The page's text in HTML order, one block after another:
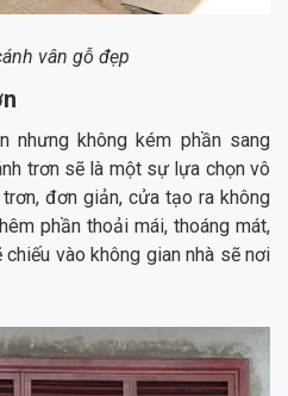
vân gỗ đẹp
nhưng không kém phần sang
trơn sẽ là một sự lựa chọn vô
đơn giản, cửa tạo ra không
phần thoải mái, thoáng mát,
vào không gian nhà sẽ nơi